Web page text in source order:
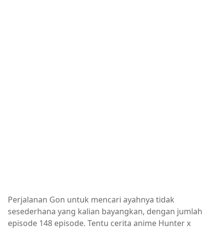
Perjalanan Gon untuk mencari ayahnya tidak
sesederhana yang kalian bayangkan, dengan jumlah
episode 148 episode. Tentu cerita anime Hunter x